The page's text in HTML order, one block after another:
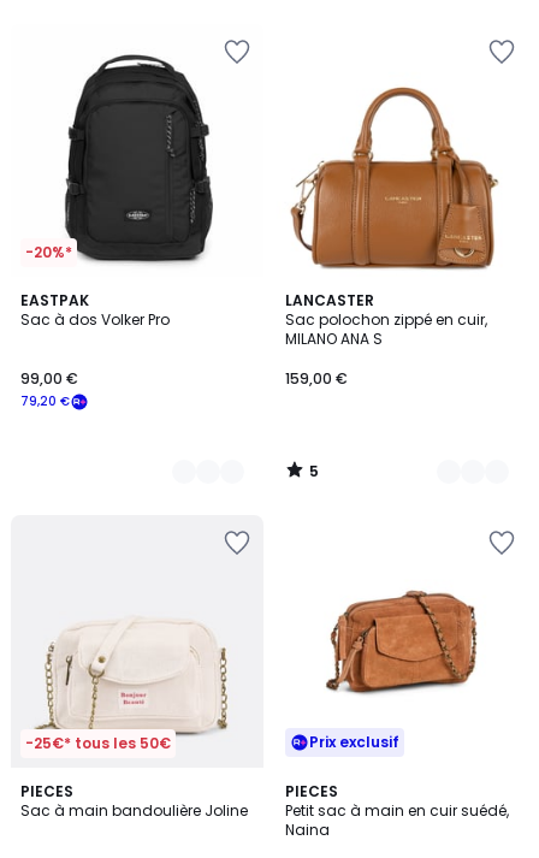
-20%*
EASTPAK
Sac à dos Volker Pro
79,20 €
99,00 €
2
Couleurs
LANCASTER
Sac polochon zippé en cuir,
MILANO ANA S
159,00 €
5
/
5
9
Couleurs
5
/
-25€* tous les 50€
PIECES
Sac à main bandoulière Joline
2
Couleurs
Prix exclusif
PIECES
Petit sac à main en cuir suédé,
Naina
2
Couleurs